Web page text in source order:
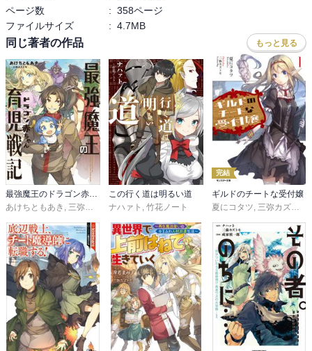
ページ数
: 358ページ
ファイルサイズ
: 4.7MB
同じ著者の作品 もっと見る
最強魔王のドラゴン赤ちゃん育児戦記
あけちともあき , 三弥カズトモ
この行く道は明るい道
ナハァト , 竹花ノート
完結
ギルドのチートな受付嬢
夏にコタツ, 三弥カズトモ